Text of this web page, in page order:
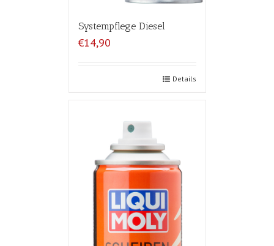
Systempflege Diesel
€14,90
Details